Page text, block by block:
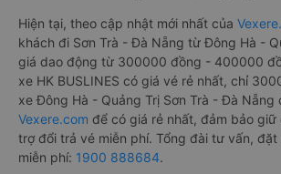
Hiện tại, theo cập nhật mới nhất của
khách đi Sơn Trà - Đà Nẵng từ Đông Hà -
giá dao động từ 300000 đồng - 400000
xe HK BUSLINES có giá vé rẻ nhất, chỉ
xe Đông Hà - Quảng Trị Sơn Trà - Đà Nẵng
Vexere.com để có giá rẻ nhất, đảm bảo giữ
trợ đổi trả vé miễn phí. Tổng đài tư vấn,
miễn phí: 1900 888684.